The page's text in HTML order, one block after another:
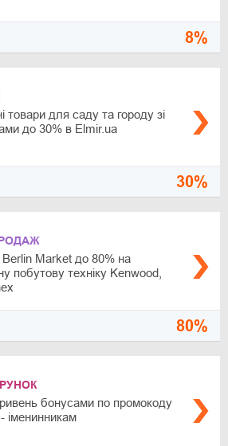
8%
товари для саду та городу зі
до 30% в Elmir.ua
30%
Berlin Market до 80% на
побутову техніку Kenwood,
80%
бонусами по промокоду
іменинникам